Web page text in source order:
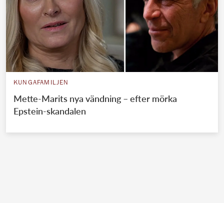
KUNGAFAMILJEN
Mette-Marits nya vändning – efter mörka
Epstein-skandalen